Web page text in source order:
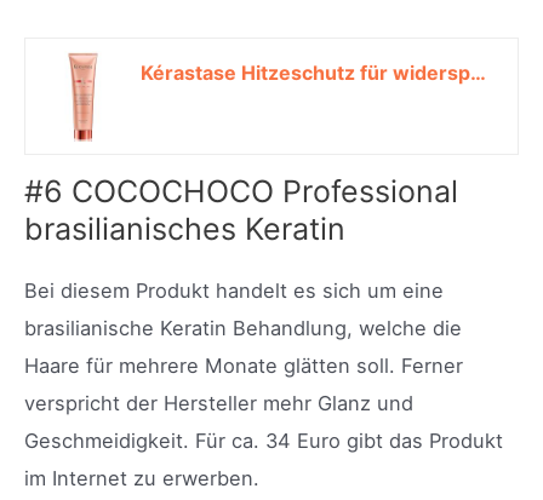
Kérastase Hitzeschutz für widerspenstiges Haar, Feuchtigkeitsspendende Haarmilch gegen Frizz, Kératine Thermique, Discipline, 150 ml*
#6 COCOCHOCO Professional
brasilianisches Keratin
Bei diesem Produkt handelt es sich um eine
brasilianische Keratin Behandlung, welche die
Haare für mehrere Monate glätten soll. Ferner
verspricht der Hersteller mehr Glanz und
Geschmeidigkeit. Für ca. 34 Euro gibt das Produkt
im Internet zu erwerben.